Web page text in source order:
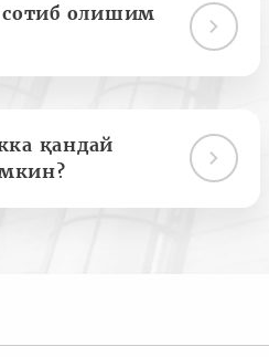
сотиб олишим
қандай